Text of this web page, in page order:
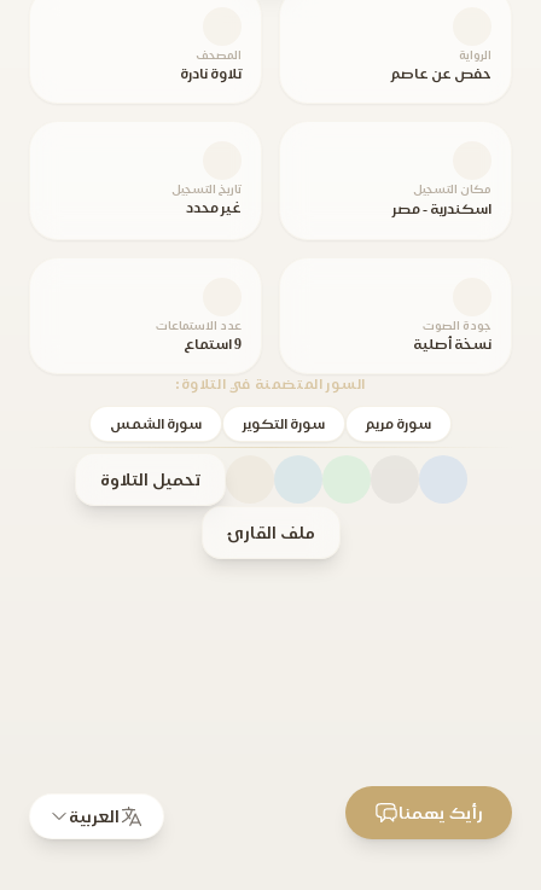
الرواية
حفص عن عاصم
المصحف
تلاوة نادرة
مكان التسجيل
اسكندرية - مصر
تاريخ التسجيل
غير محدد
جودة الصوت
نسخة أصلية
عدد الاستماعات
9 استماع
السور المتضمنة في التلاوة:
سورة مريم سورة التكوير سورة الشمس
تحميل التلاوة
ملف القارئ
العربية رأيك يهمنا